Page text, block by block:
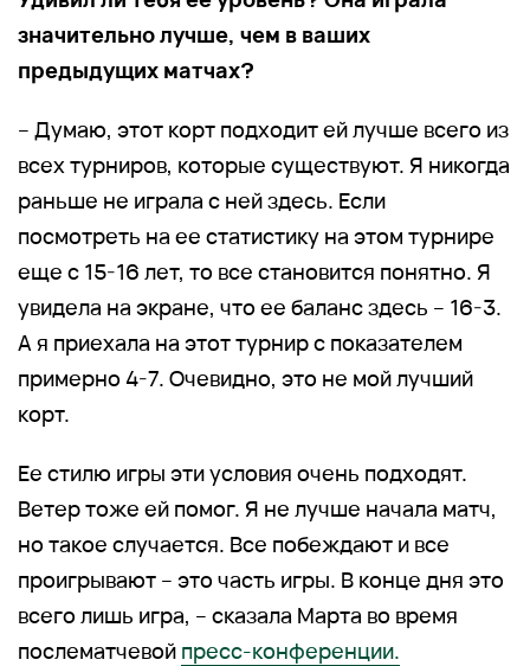
значительно лучше, чем в ваших
предыдущих матчах?
– Думаю, этот корт подходит ей лучше всего из
всех турниров, которые существуют. Я никогда
раньше не играла с ней здесь. Если
посмотреть на ее статистику на этом турнире
еще с 15-16 лет, то все становится понятно. Я
увидела на экране, что ее баланс здесь – 16-3.
А я приехала на этот турнир с показателем
примерно 4-7. Очевидно, это не мой лучший
корт.
Ее стилю игры эти условия очень подходят.
Ветер тоже ей помог. Я не лучше начала матч,
но такое случается. Все побеждают и все
проигрывают – это часть игры. В конце дня это
всего лишь игра, – сказала Марта во время
послематчевой пресс-конференции.